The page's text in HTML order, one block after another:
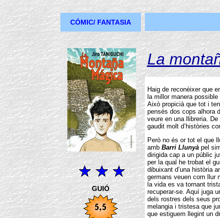
CÓMIC/ FANTASIA
GUIÓ
La
Haig de reconèixer que
la millor manera
Això propicià que tot i
pensés dos cops alhora
veure en una llibreria.
gaudit molt d’històries
Però no és or tot el que
amb Barri Llunyàpel
dirigida cap a un públic
per la qual he trobat el
dibuixant d’una història
germans veuen com llur
la vida es va tornant
recuperar-se. Aquí juga
dels rostres dels seus
melangia i tristesa que
que estiguem llegint un